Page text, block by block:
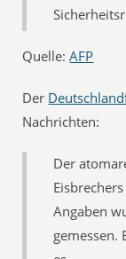
Quelle:AFP
Der
Nachrichten:
Der
Angaben
gemessen.